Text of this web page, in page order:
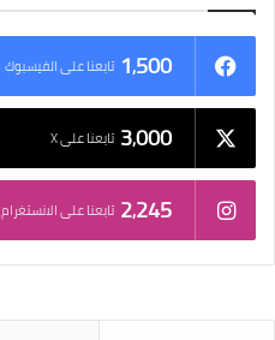
1٬500 تابعنا على الفيسبوك
3٬000 تابعنا على X
2٬245 تابعنا على الانستغرام